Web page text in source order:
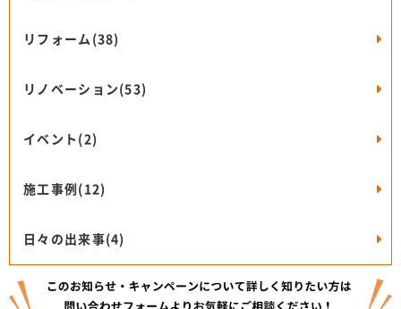
リフォーム(38)
リノベーション(53)
イベント(2)
施工事例(12)
日々の出来事(4)